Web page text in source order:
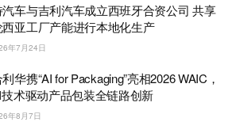
车与吉利汽车成立西班牙合资公司 共享
亚工厂产能进行本地化生产
年7月24日
华携“AI for Packaging”亮相2026 WAIC，
术驱动产品包装全链路创新
年8月7日